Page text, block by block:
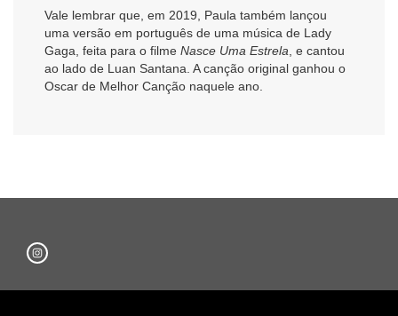
Vale lembrar que, em 2019, Paula também lançou
uma versão em português de uma música de Lady
Gaga, feita para o filme Nasce Uma Estrela , e cantou
ao lado de Luan Santana. A canção original ganhou o
Oscar de Melhor Canção naquele ano.